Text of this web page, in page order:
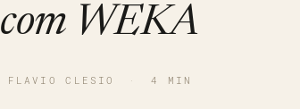
com WEKA
FLAVIO CLESIO · 4 MIN